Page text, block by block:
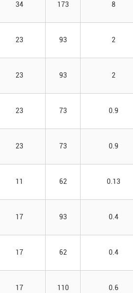
34 173 8
23 93 2
23 93 2
23 73 0.9
23 73 0.9
11 62 0.13
17 93 0.4
17 62 0.4
17 110 0.6